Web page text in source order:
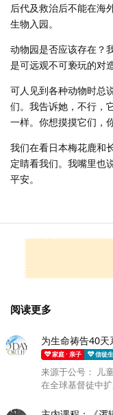
后代及救治后不能在海
生物入园。
动物园是否应该存在？
是可远观不可亵玩的对
可人见到各种动物时总
们。我告诉她，不行，
一样。你想摸摸它们，
我们在看日本梅花鹿和
定睛看我们。我嘴里也
平安。
阅读更多
为生命祷告40
家庭 · 亲子 信徒
来源于公号： 儿
在全球基督徒中